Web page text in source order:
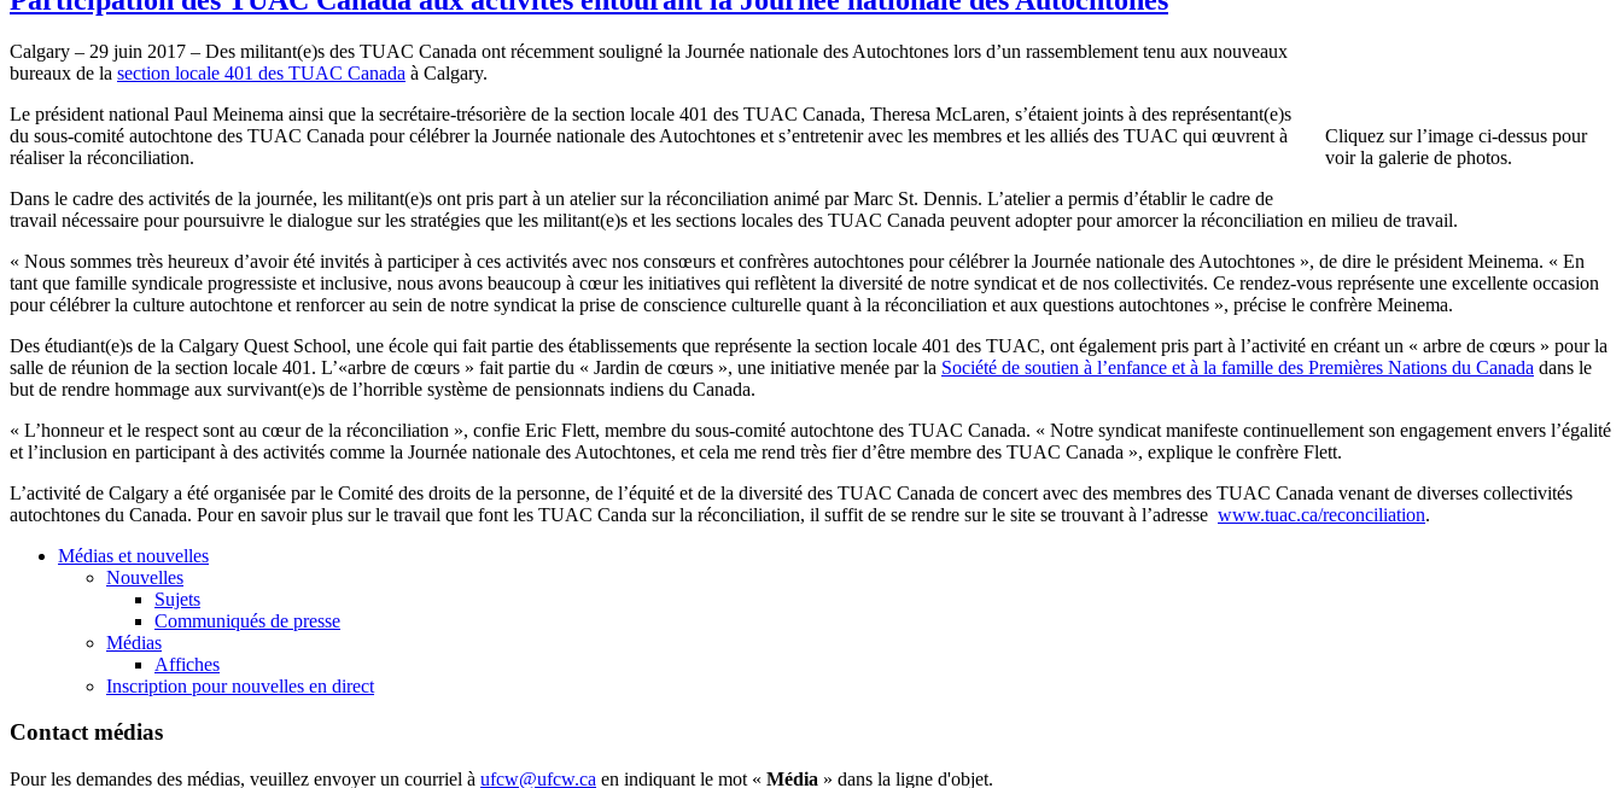
Cliquez sur l’image ci-dessus pour
voir la galerie de photos.
Calgary – 29 juin 2017 – Des militant(e)s des TUAC Canada ont récemment souligné la Journée nationale des Autochtones lors d’un rassemblement tenu aux nouveaux
bureaux de la section locale 401 des TUAC Canada à Calgary.
Le président national Paul Meinema ainsi que la secrétaire-trésorière de la section locale 401 des TUAC Canada, Theresa McLaren, s’étaient joints à des représentant(e)s
du sous-comité autochtone des TUAC Canada pour célébrer la Journée nationale des Autochtones et s’entretenir avec les membres et les alliés des TUAC qui œuvrent à
réaliser la réconciliation.
Dans le cadre des activités de la journée, les militant(e)s ont pris part à un atelier sur la réconciliation animé par Marc St. Dennis. L’atelier a permis d’établir le cadre de
travail nécessaire pour poursuivre le dialogue sur les stratégies que les militant(e)s et les sections locales des TUAC Canada peuvent adopter pour amorcer la réconciliation en milieu de travail.
« Nous sommes très heureux d’avoir été invités à participer à ces activités avec nos consœurs et confrères autochtones pour célébrer la Journée nationale des Autochtones », de dire le président Meinema. « En
tant que famille syndicale progressiste et inclusive, nous avons beaucoup à cœur les initiatives qui reflètent la diversité de notre syndicat et de nos collectivités. Ce rendez-vous représente une excellente occasion
pour célébrer la culture autochtone et renforcer au sein de notre syndicat la prise de conscience culturelle quant à la réconciliation et aux questions autochtones », précise le confrère Meinema.
Des étudiant(e)s de la Calgary Quest School, une école qui fait partie des établissements que représente la section locale 401 des TUAC, ont également pris part à l’activité en créant un « arbre de cœurs » pour la
salle de réunion de la section locale 401. L’«arbre de cœurs » fait partie du « Jardin de cœurs », une initiative menée par la Société de soutien à l’enfance et à la famille des Premières Nations du Canada dans le
but de rendre hommage aux survivant(e)s de l’horrible système de pensionnats indiens du Canada.
« L’honneur et le respect sont au cœur de la réconciliation », confie Eric Flett, membre du sous-comité autochtone des TUAC Canada. « Notre syndicat manifeste continuellement son engagement envers l’égalité
et l’inclusion en participant à des activités comme la Journée nationale des Autochtones, et cela me rend très fier d’être membre des TUAC Canada », explique le confrère Flett.
L’activité de Calgary a été organisée par le Comité des droits de la personne, de l’équité et de la diversité des TUAC Canada de concert avec des membres des TUAC Canada venant de diverses collectivités
autochtones du Canada. Pour en savoir plus sur le travail que font les TUAC Canda sur la réconciliation, il suffit de se rendre sur le site se trouvant à l’adresse www.tuac.ca/reconciliation.
Médias et nouvelles
Nouvelles
Sujets
Communiqués de presse
Médias
Affiches
Inscription pour nouvelles en direct
Contact médias
Pour les demandes des médias, veuillez envoyer un courriel à ufcw@ufcw.ca en indiquant le mot « Média » dans la ligne d'objet.